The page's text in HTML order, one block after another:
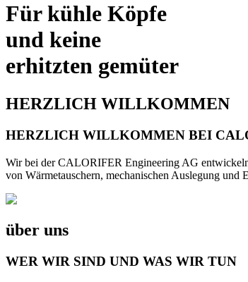
Für kühle Köpfe
und keine
erhitzten gemüter
HERZLICH WILLKOMMEN
HERZLICH WILLKOMMEN BEI
Wir bei der CALORIFER Engineering AG entwickeln
von Wärmetauschern, mechanischen Auslegung
über uns
WER WIR SIND UND WAS WIR TUN